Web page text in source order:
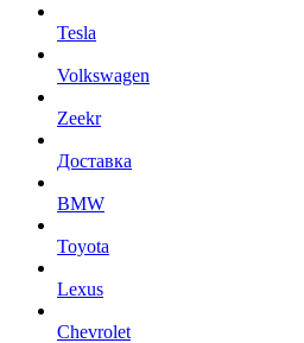
Tesla
Volkswagen
Zeekr
Доставка
BMW
Toyota
Lexus
Chevrolet